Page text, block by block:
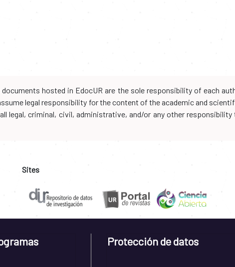
hosted in EdocUR are the sole responsibility of each
legal responsibility for the content of the academic and
legal, criminal, civil, administrative, and/or any other
Sites
Protección de datos